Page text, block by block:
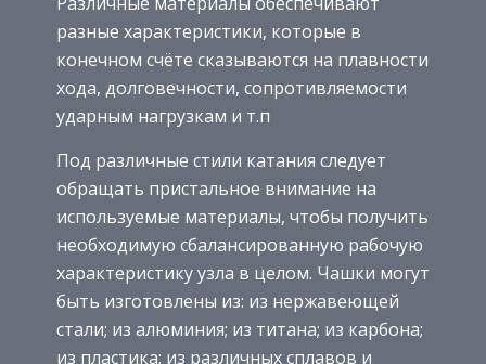
разные характеристики, которые в
конечном счёте сказываются на плавности
хода, долговечности, сопротивляемости
ударным нагрузкам и т.п
Под различные стили катания следует
обращать пристальное внимание на
используемые материалы, чтобы получить
необходимую сбалансированную рабочую
характеристику узла в целом. Чашки могут
быть изготовлены из: из нержавеющей
стали; из алюминия; из титана; из карбона;
из пластика; из различных сплавов и